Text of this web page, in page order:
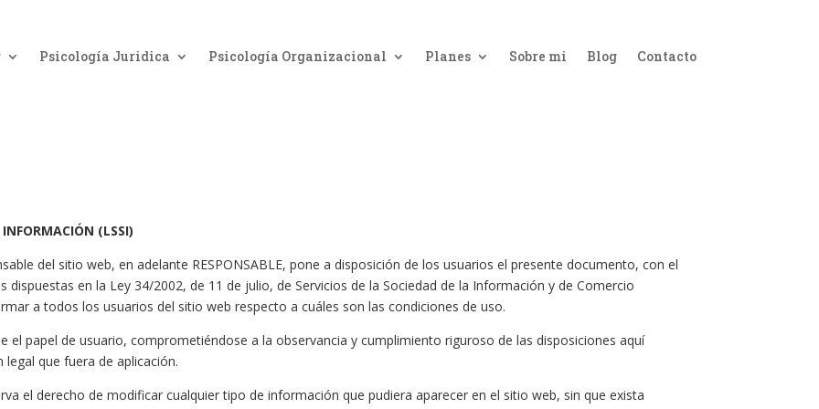
Psicología Juridica Psicología Organizacional Planes Sobre mi Blog Contacto
INFORMACIÓN (LSSI)
del sitio web, en adelante RESPONSABLE, pone a disposición de los usuarios el presente documento, con el
en la Ley 34/2002, de 11 de julio, de Servicios de la Sociedad de la Información y de Comercio
a todos los usuarios del sitio web respecto a cuáles son las condiciones de uso.
el papel de usuario, comprometiéndose a la observancia y cumplimiento riguroso de las disposiciones aquí
que fuera de aplicación.
el derecho de modificar cualquier tipo de información que pudiera aparecer en el sitio web, sin que exista